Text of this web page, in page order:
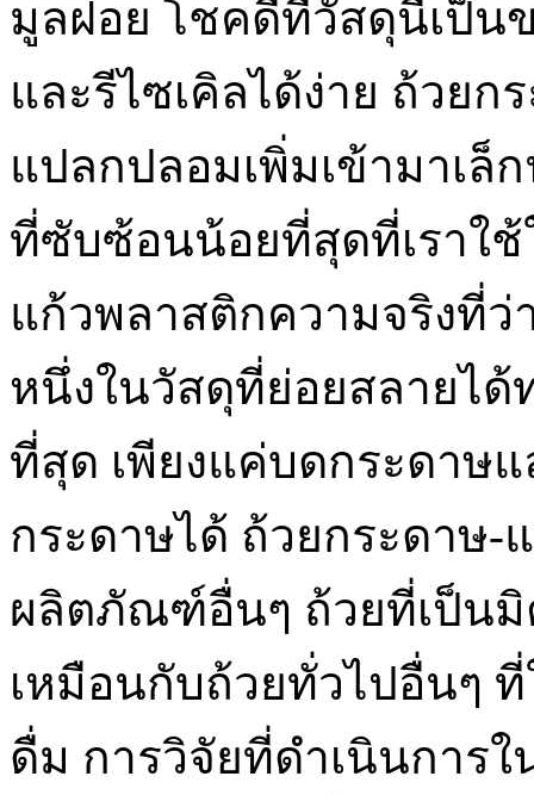
มูลฝอย โชคดีที่วัสดุนี้เป็น
และรีไซเคิลได้ง่าย ถ้วย
แปลกปลอมเพิ่มเข้ามาเล็
ที่ซับซ้อนน้อยที่สุดที่เราใ
แก้วพลาสติกความจริงที่ว่
หนึ่งในวัสดุที่ย่อยสลายได้
ที่สุด เพียงแค่บดกระดาษ
กระดาษได้ ถ้วยกระดาษ-
ผลิตภัณฑ์อื่นๆ ถ้วยที่เป็นมิ
เหมือนกับถ้วยทั่วไปอื่นๆ
ดื่ม การวิจัยที่ดำเนินการ